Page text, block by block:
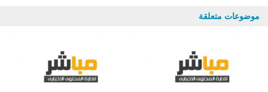
موضوعات متعلقة